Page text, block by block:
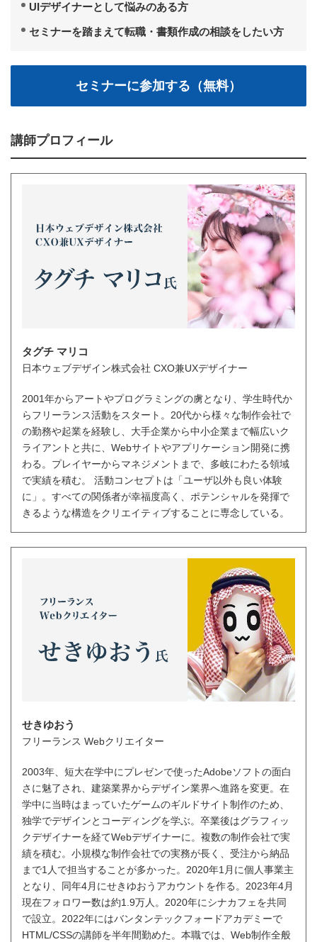
UIデザイナーとして悩みのある方
セミナーを踏まえて転職・書類作成の相談をしたい方
講師プロフィール
タグチ マリコ
日本ウェブデザイン株式会社 CXO兼UXデザイナー
2001年からアートやプログラミングの虜となり、学生時代か
らフリーランス活動をスタート。20代から様々な制作会社で
の勤務や起業を経験し、大手企業から中小企業まで幅広いク
ライアントと共に、Webサイトやアプリケーション開発に携
わる。プレイヤーからマネジメントまで、多岐にわたる領域
で実績を積む。 活動コンセプトは「ユーザ以外も良い体験
に」。すべての関係者が幸福度高く、ポテンシャルを発揮で
きるような構造をクリエイティブすることに専念している。
せきゆおう
フリーランス Webクリエイター
2003年、短大在学中にプレゼンで使ったAdobeソフトの面白
さに魅了され、建築業界からデザイン業界へ進路を変更。在
学中に当時はまっていたゲームのギルドサイト制作のため、
独学でデザインとコーディングを学ぶ。卒業後はグラフィッ
クデザイナーを経てWebデザイナーに。複数の制作会社で実
績を積む。小規模な制作会社での実務が長く、受注から納品
まで1人で担当することが多かった。2020年1月に個人事業主
となり、同年4月にせきゆおうアカウントを作る。2023年4月
現在フォロワー数は約1.9万人。2020年にシナカフェを共同
で設立。2022年にはバンタンテックフォードアカデミーで
HTML/CSSの講師を半年間勤めた。本職では、Web制作全般